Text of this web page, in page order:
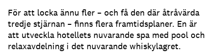
För att locka ännu fler – och få den där åtråvärda
tredje stjärnan – finns flera framtidsplaner. En är
att utveckla hotellets nuvarande spa med pool och
relaxavdelning i det nuvarande whiskylagret.